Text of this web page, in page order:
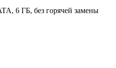
6 ГБ, без горячей замены